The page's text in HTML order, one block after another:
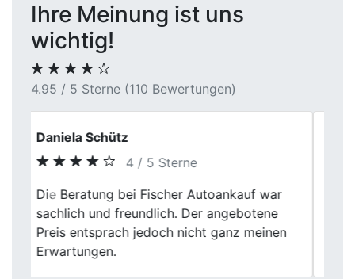
Ihre Meinung ist uns
wichtig!
4.95 / 5 Sterne (110 Bewertungen)
Fritz Hilgenfeld
5 / 5 Sterne
Erstmal muss ich danke sagen, wir sind
mehr als zufrieden, den Tip sind wir
nachgegangen und hat supi geklappt.
DANKE
Previous